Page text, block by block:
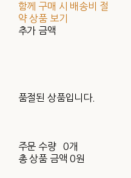
함께 구매 시 배송비 절
약 상품 보기
추가 금액
품절된 상품입니다.
주문 수량
0개
총 상품 금액 0원